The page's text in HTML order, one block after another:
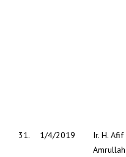
31. 1/4/2019
Ir. H. Afif
Amrullah